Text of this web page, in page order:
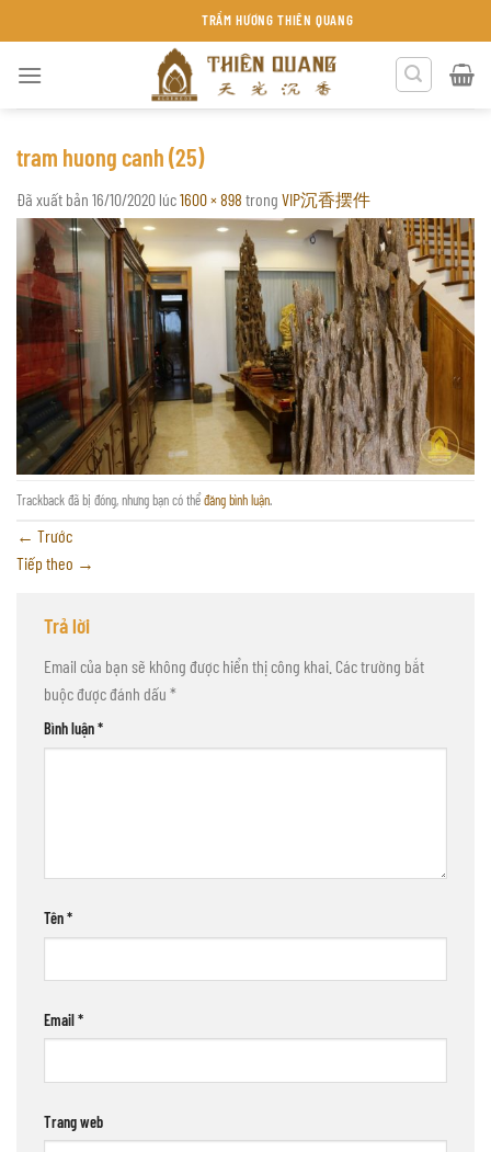
đến
TRẦM HƯƠNG THIÊN QUANG KHÁNH HÒA
tram huong canh (25)
Đã xuất bản 16/10/2020 lúc1600 × 898 trong VIP沉香摆件
Trackback đã bị đóng, nhưng bạn có thểđăng bình luận.
← Trước
Tiếp theo →
Trả lời
Email của bạn sẽ không được hiển thị công khai. Các trường bắt
buộc được đánh dấu *
Bình luận*
Tên*
Email*
Trang web